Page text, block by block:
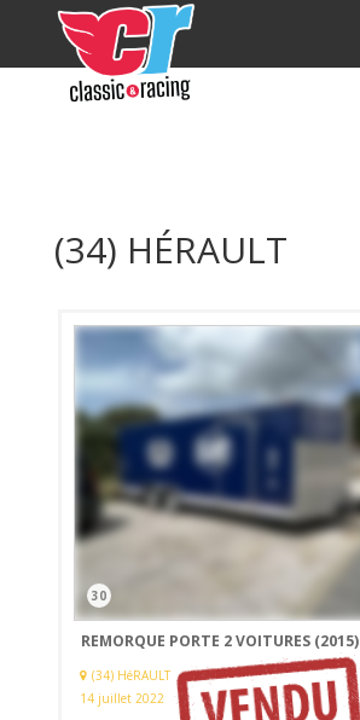
(34) HÉRAULT
30
REMORQUE PORTE 2 VOITURES (2015)
(34) HéRAULT
14 juillet 2022